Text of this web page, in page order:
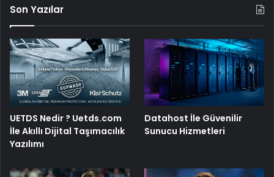
Son Yazılar
UETDS Nedir ? Uetds.com
İle Akıllı Dijital Taşımacılık
Yazılımı
Datahost İle Güvenilir
Sunucu Hizmetleri